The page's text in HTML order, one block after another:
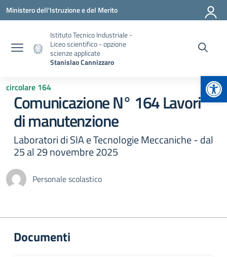
Vai ai contenuti
Vai al menu di navigazione
Vai al footer
Ministero dell'Istruzione e del Merito
Istituto Tecnico Industriale -
Liceo scientifico - opzione
scienze applicate
Stanislao Cannizzaro
circolare 164
Comunicazione N° 164 Lavori
di manutenzione
Laboratori di SIA e Tecnologie Meccaniche - dal
25 al 29 novembre 2025
Personale scolastico
Documenti